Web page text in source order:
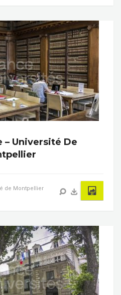
Université De
de Montpellier